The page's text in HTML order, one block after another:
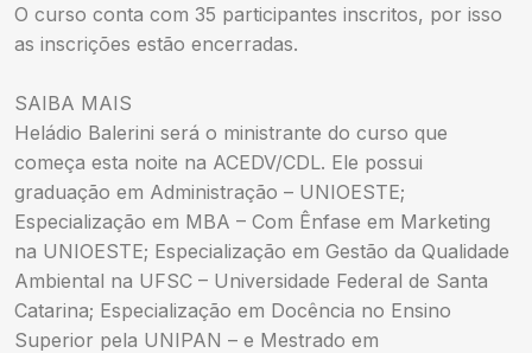
O curso conta com 35 participantes inscritos, por isso
as inscrições estão encerradas.
SAIBA MAIS
Heládio Balerini será o ministrante do curso que
começa esta noite na ACEDV/CDL. Ele possui
graduação em Administração – UNIOESTE;
Especialização em MBA – Com Ênfase em Marketing
na UNIOESTE; Especialização em Gestão da Qualidade
Ambiental na UFSC – Universidade Federal de Santa
Catarina; Especialização em Docência no Ensino
Superior pela UNIPAN – e Mestrado em